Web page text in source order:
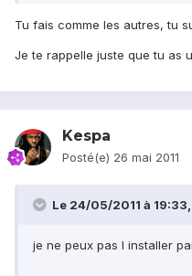
Tu fais comme les autres, tu
Je te rappelle juste que tu as
Kespa
Posté(e) 26 mai 2011
Le 24/05/2011 à
je ne peux pas l installer